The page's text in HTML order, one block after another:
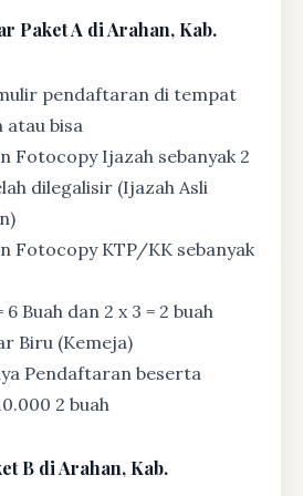
Paket A di Arahan, Kab.
pendaftaran di tempat
bisa
Fotocopy Ijazah sebanyak 2
dilegalisir (Ijazah Asli
Fotocopy KTP/KK sebanyak
Buah dan 2 x 3 = 2 buah
Biru (Kemeja)
Pendaftaran beserta
2 buah
B di Arahan, Kab.